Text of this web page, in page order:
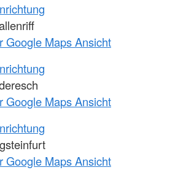
Google Maps Ansicht
Google Maps Ansicht
Google Maps Ansicht